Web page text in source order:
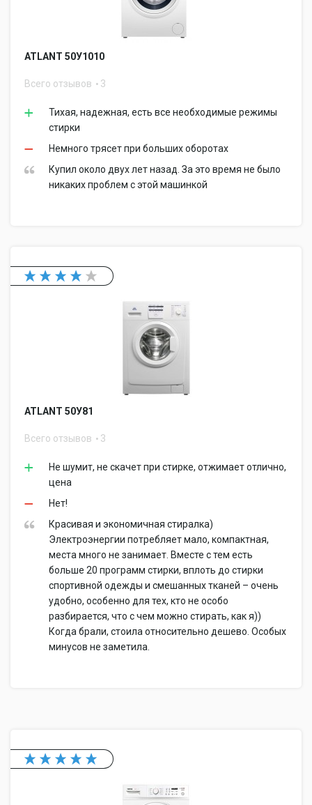
ATLANT 50У1010
Всего отзывов 3
Тихая, надежная, есть все необходимые режимы
стирки
Немного трясет при больших оборотах
Купил около двух лет назад. За это время не было
никаких проблем с этой машинкой
ATLANT 50У81
Всего отзывов 3
Не шумит, не скачет при стирке, отжимает отлично,
цена
Нет!
Красивая и экономичная стиралка)
Электроэнергии потребляет мало, компактная,
места много не занимает. Вместе с тем есть
больше 20 программ стирки, вплоть до стирки
спортивной одежды и смешанных тканей – очень
удобно, особенно для тех, кто не особо
разбирается, что с чем можно стирать, как я))
Когда брали, стоила относительно дешево. Особых
минусов не заметила.